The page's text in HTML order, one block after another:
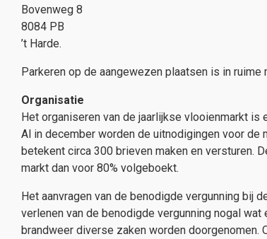
Bovenweg 8
8084 PB
’t Harde.
Parkeren op de aangewezen plaatsen is in ruime
Organisatie
Het organiseren van de jaarlijkse vlooienmarkt is
Al in december worden de uitnodigingen voor de
betekent circa 300 brieven maken en versturen.
markt dan voor 80% volgeboekt.
Het aanvragen van de benodigde vergunning bij
verlenen van de benodigde vergunning nogal
brandweer diverse zaken worden doorgenomen.